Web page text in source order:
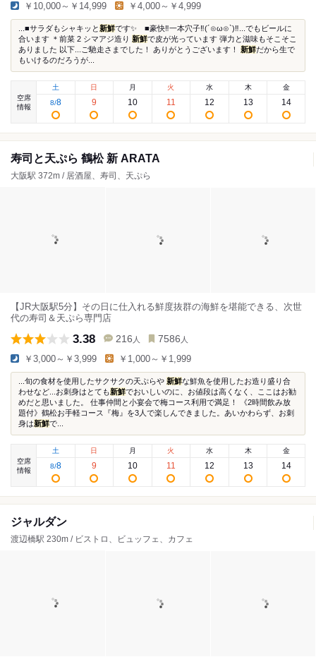
￥10,000～￥14,999 ￥4,000～￥4,999
...■サラダもシャキッと新鮮です✨ ■豪快‼︎一本穴子‼︎(´⊙ω⊙`)‼︎...でもビールに
合います ＊前菜 2 シマアジ造り 新鮮で皮が光っています 弾力と滋味もそこそこ
ありました 以下...ご馳走さまでした！ ありがとうございます！ 新鮮だから生で
もいけるのだろうが...
空席
情報
土
8/8
日
9
月
10
火
11
水
12
木
13
金
14
寿司と天ぷら 鶴松 新 ARATA
大阪駅 372m / 居酒屋、寿司、天ぷら
【JR大阪駅5分】その日に仕入れる鮮度抜群の海鮮を堪能できる、次世
代の寿司＆天ぷら専門店
3.38 216 人 7586 人
￥3,000～￥3,999 ￥1,000～￥1,999
...旬の食材を使用したサクサクの天ぷらや 新鮮な鮮魚を使用したお造り盛り合
わせなど...お刺身はとても新鮮でおいしいのに、お値段は高くなく、ここはお勧
めだと思いました。 仕事仲間と小宴会で梅コース利用で満足！ 《2時間飲み放
題付》鶴松お手軽コース『梅』を3人で楽しんできました。あいかわらず、お刺
身は新鮮で...
空席
情報
土
8/8
日
9
月
10
火
11
水
12
木
13
金
14
ジャルダン
渡辺橋駅 230m / ビストロ、ビュッフェ、カフェ